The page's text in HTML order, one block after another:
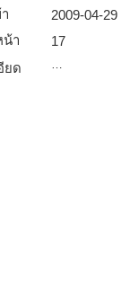
2009-04-29
น้า
17
ยด
…